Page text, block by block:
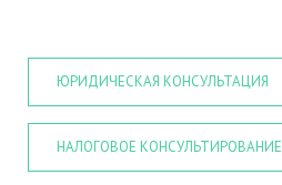
ЮРИДИЧЕСКАЯ КОНСУЛЬТАЦИЯ
НАЛОГОВОЕ КОНСУЛЬТИРОВАНИЕ